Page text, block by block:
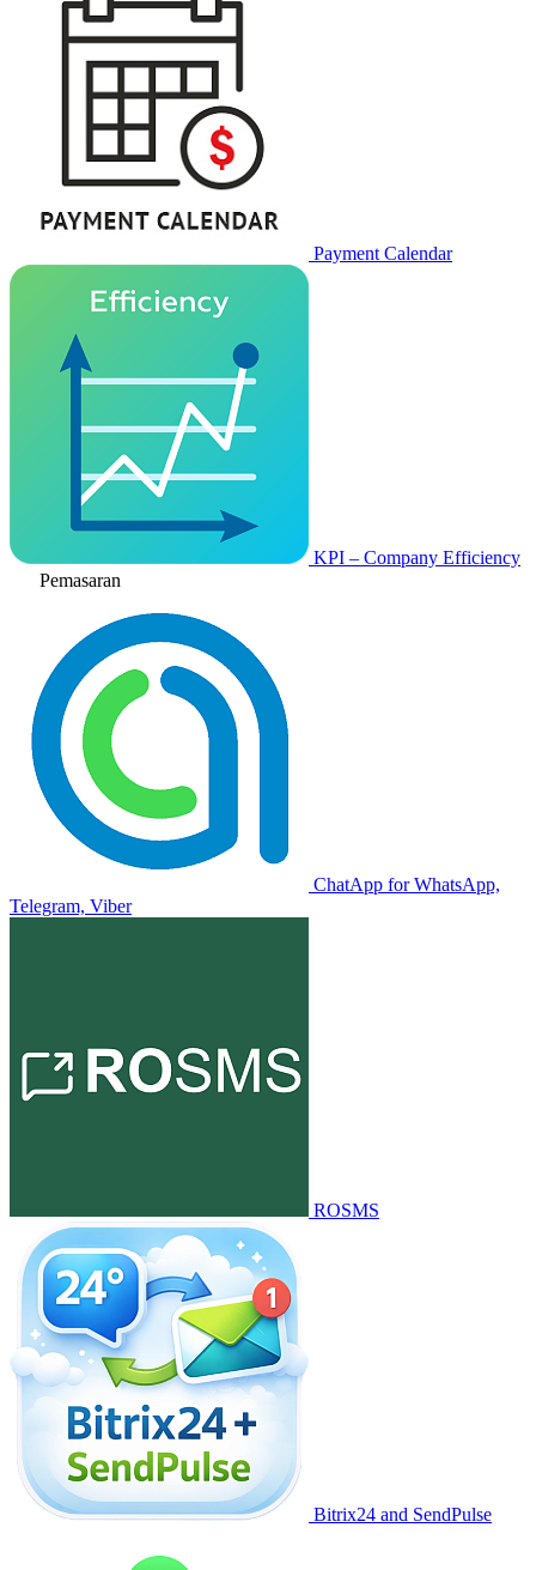
Payment Calendar
KPI – Company Efficiency
Pemasaran
ChatApp for WhatsApp,
Telegram, Viber
ROSMS
Bitrix24 and SendPulse